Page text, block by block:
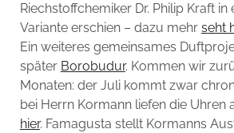
Riechstoffchemiker Dr. Philip Kraft
Variante erschien – dazu mehr seht
Ein weiteres gemeinsames
später Borobudur. Kommen wir
Monaten: der Juli kommt zwar
bei Herrn Kormann liefen die Uhren
hier. Famagusta stellt Kormanns